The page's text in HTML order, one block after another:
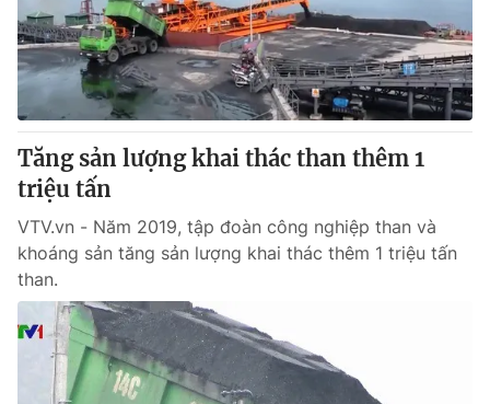
Thế giới
Tin tức
Thế giới đó đây
Câu chuyện quốc tế
Kinh tế
Tài chính
Thị trường
Góc doanh nghiệp
Dữ liệu và đời sống
Truyền hình
Phim VTV
Hậu trường
Nhân vật
Khán giả
Giải trí
Điện ảnh
Âm nhạc
Đời sống
Du lịch
Tăng sản lượng khai thác than thêm 1
triệu tấn
VTV.vn - Năm 2019, tập đoàn công nghiệp than và
khoáng sản tăng sản lượng khai thác thêm 1 triệu tấn
than.